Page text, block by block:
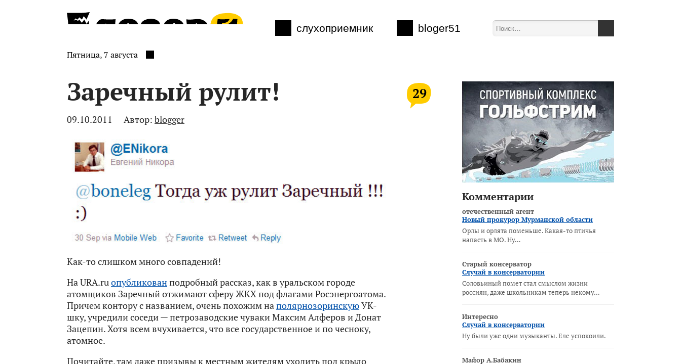
слухоприемник bloger51
Пятница, 7 августа
Заречный рулит! 29
09.10.2011 Автор: blogger
Как-то слишком много совпадений!
На URA.ruопубликованподробный рассказ, как в уральском городе
атомщиков Заречный отжимают сферу ЖКХ под флагами Росэнергоатома.
Причем контору с названием, очень похожим наполярнозоринскуюУК-
шку, учредили соседи — петрозаводские чуваки Максим Алферов и Донат
Зацепин. Хотя всем вчухивается, что все государственное и по чесноку,
атомное.
Почитайте, там даже призывы к местным жителям уходить под крыло
Комментарии
отечественный агент
Новый прокурор Мурманской области
Орлы и орлята поменьше. Какая-то птичья
напасть в МО. Ну…
Старый консерватор
Случай в консерватории
Соловьиный помет стал смыслом жизни
россиян, даже школьникам теперь некому…
Интересно
Случай в консерватории
Ну были уже одни музыканты. Еле успокоили.
Майор А.Бабакин